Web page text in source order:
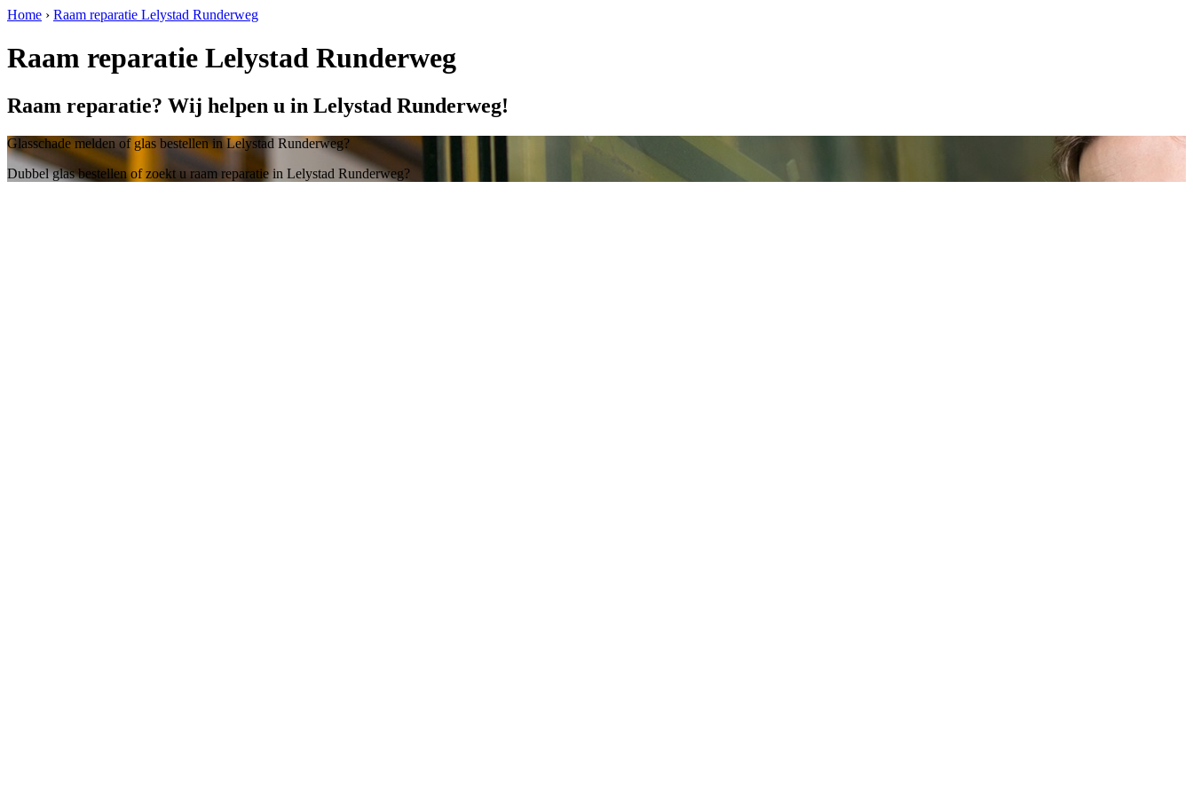
Home › Raam reparatie Lelystad Runderweg
Raam reparatie Lelystad Runderweg
Raam reparatie? Wij helpen u in Lelystad Runderweg!
Glasschade melden of glas bestellen in Lelystad Runderweg?
Dubbel glas bestellen of zoekt u raam reparatie in Lelystad Runderweg?